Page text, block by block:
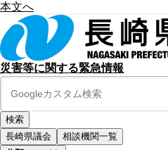
本文へ
災害等に関する緊急情報
長崎県議会
相談機関一覧